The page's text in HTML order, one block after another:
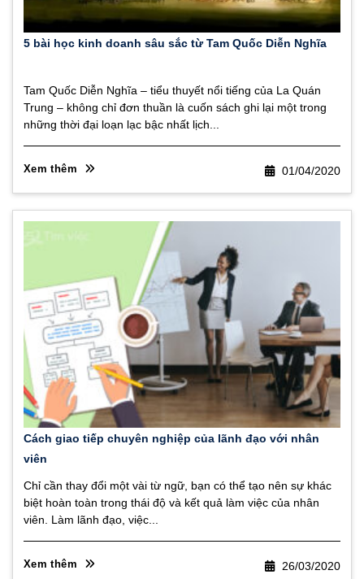
5 bài học kinh doanh sâu sắc từ Tam Quốc Diễn Nghĩa
01/04/2020
Tam Quốc Diễn Nghĩa – tiểu thuyết nổi tiếng của La Quán
Trung – không chỉ đơn thuần là cuốn sách ghi lại một trong
những thời đại loạn lạc bậc nhất lịch...
Xem thêm
Cách giao tiếp chuyên nghiệp của lãnh đạo với nhân
viên
26/03/2020
Chỉ cần thay đổi một vài từ ngữ, bạn có thể tạo nên sự khác
biệt hoàn toàn trong thái độ và kết quả làm việc của nhân
viên. Làm lãnh đạo, việc...
Xem thêm